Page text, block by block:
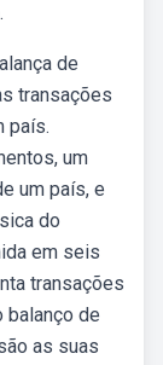
de
transações
país.
um
um país, e
do
em seis
transações
balanço de
as suas